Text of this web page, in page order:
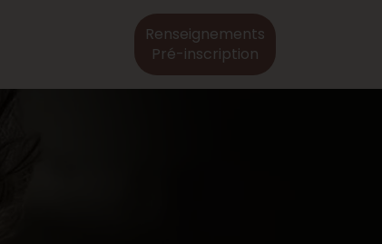
Renseignements
Pré-inscription